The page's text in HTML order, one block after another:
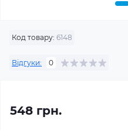
Код товару: 6148
Відгуки: 0
548 грн.